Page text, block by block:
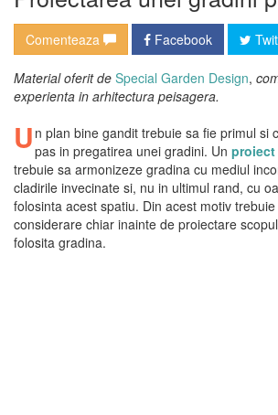
Comenteaza Facebook
Material oferit de Special Garden Design,
experienta in arhitectura peisagera.
U n plan bine gandit trebuie sa fie primul si
pas in pregatirea unei gradini. Un
trebuie sa armonizeze gradina cu mediul
cladirile invecinate si, nu in ultimul rand, cu
folosinta acest spatiu. Din acest motiv
considerare chiar inainte de proiectare
folosita gradina.